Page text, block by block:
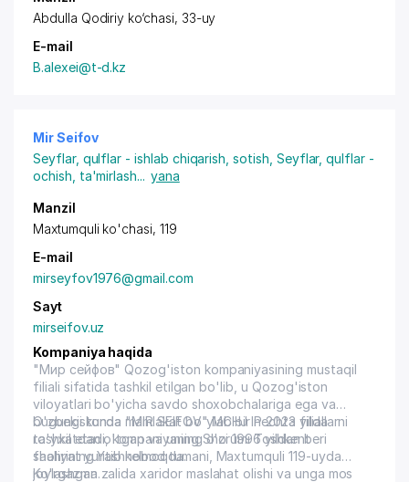
Abdulla Qodiriy ko‘chasi, 33-uy
E-mail
B.alexei@t-d.kz
Mir Seifov
Seyflar, qulflar - ishlab chiqarish, sotish Seyflar, qulflar -
ochish, ta'mirlash... yana
Manzil
Maxtumquli ko'chasi, 119
E-mail
mirseyfov1976@gmail.com
Sayt
mirseifov.uz
Kompaniya haqida
"Мир сейфов" Qozog'iston kompaniyasining mustaqil
filiali sifatida tashkil etilgan bo'lib, u Qozog'iston
viloyatlari bo'yicha savdo shoxobchalariga ega va
bugungi kunda mamlakat bo'ylab bir nechta filiallarni
tashkil etadi, kompaniyaning o'zi 1996 yildan beri
faoliyat yuritib kelmoqda.
O'zbekistonda "MIR SEIFOV" MCHJ IP 2023 yilda
ro'yxatdan o'tgan va uning Shorumi Toshkent
shahrining Yashnobod tumani, Maxtumquli 119-uyda
joylashgan.
Ko'rgazma zalida xaridor maslahat olishi va unga mos